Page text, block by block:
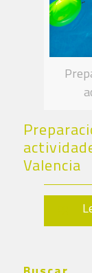
Valencia